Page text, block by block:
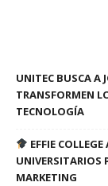
UNITEC BUSCA A
TRANSFORMEN
TECNOLOGÍA
EFFIE
UNIVERSITARIOS
MARKETING